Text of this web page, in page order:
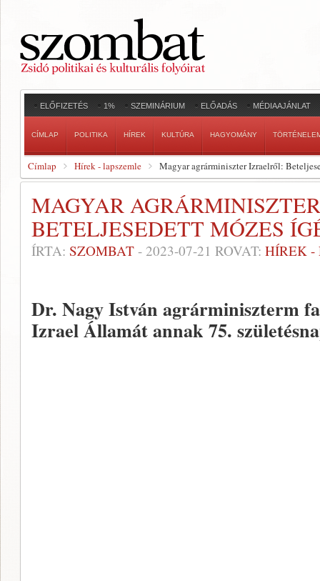
ELŐFIZETÉS 1% SZEMINÁRIUM ELŐADÁS MÉDIAAJÁNLAT
CÍMLAP POLITIKA HÍREK KULTÚRA HAGYOMÁNY
Címlap Hírek - lapszemle Magyar agrárminiszter Izraelről:
MAGYAR
BETELJESEDETT MÓZES
ÍRTA: SZOMBAT - 2023-07-21 ROVAT: HÍREK -
Dr. Nagy István agrárminiszterm
Izrael Államát annak 75.